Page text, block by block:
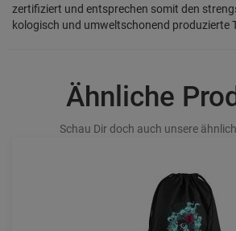
zertifiziert und entsprechen somit den
kologisch und umweltschonend produzierte
Ähnliche
Schau Dir doch auch unsere